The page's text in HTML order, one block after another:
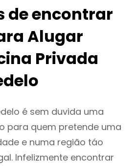
de encontrar
Alugar
Privada
é sem duvida uma
para quem pretende uma
e numa região táo
Infelizmente encontrar